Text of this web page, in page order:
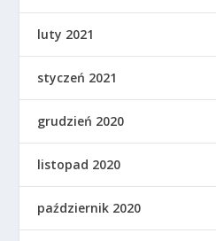
luty 2021
styczeń 2021
grudzień 2020
listopad 2020
październik 2020